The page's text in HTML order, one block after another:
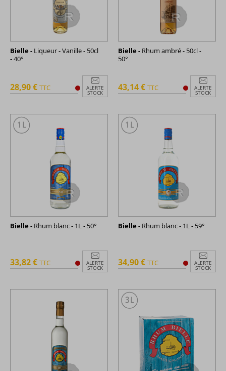
Bielle - Liqueur - Vanille - 50cl
- 40°
ALERTE
STOCK
28,90 € TTC
Bielle - Rhum ambré - 50cl -
50°
ALERTE
STOCK
43,14 € TTC
Bielle - Rhum blanc - 1L - 50°
ALERTE
STOCK
33,82 € TTC
Bielle - Rhum blanc - 1L - 59°
ALERTE
STOCK
34,90 € TTC